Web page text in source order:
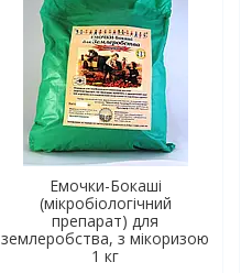
Емочки-Бокаші
(мікробіологічний
препарат) для
землеробства, з мікоризою
1 кг